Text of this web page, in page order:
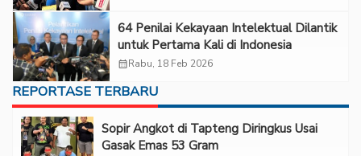
64 Penilai Kekayaan Intelektual Dilantik
untuk Pertama Kali di Indonesia
calendar_monthRabu, 18 Feb 2026
REPORTASE TERBARU
Sopir Angkot di Tapteng Diringkus Usai
Gasak Emas 53 Gram